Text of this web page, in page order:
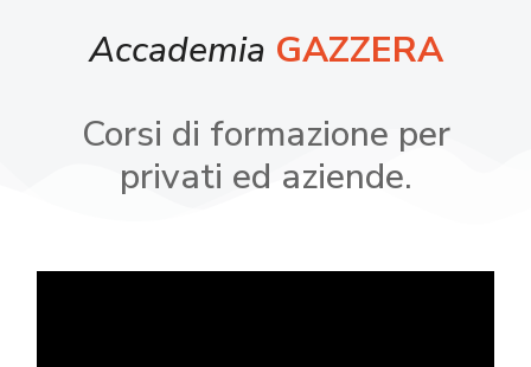
Accademia GAZZERA
Corsi di formazione per
privati ed aziende.